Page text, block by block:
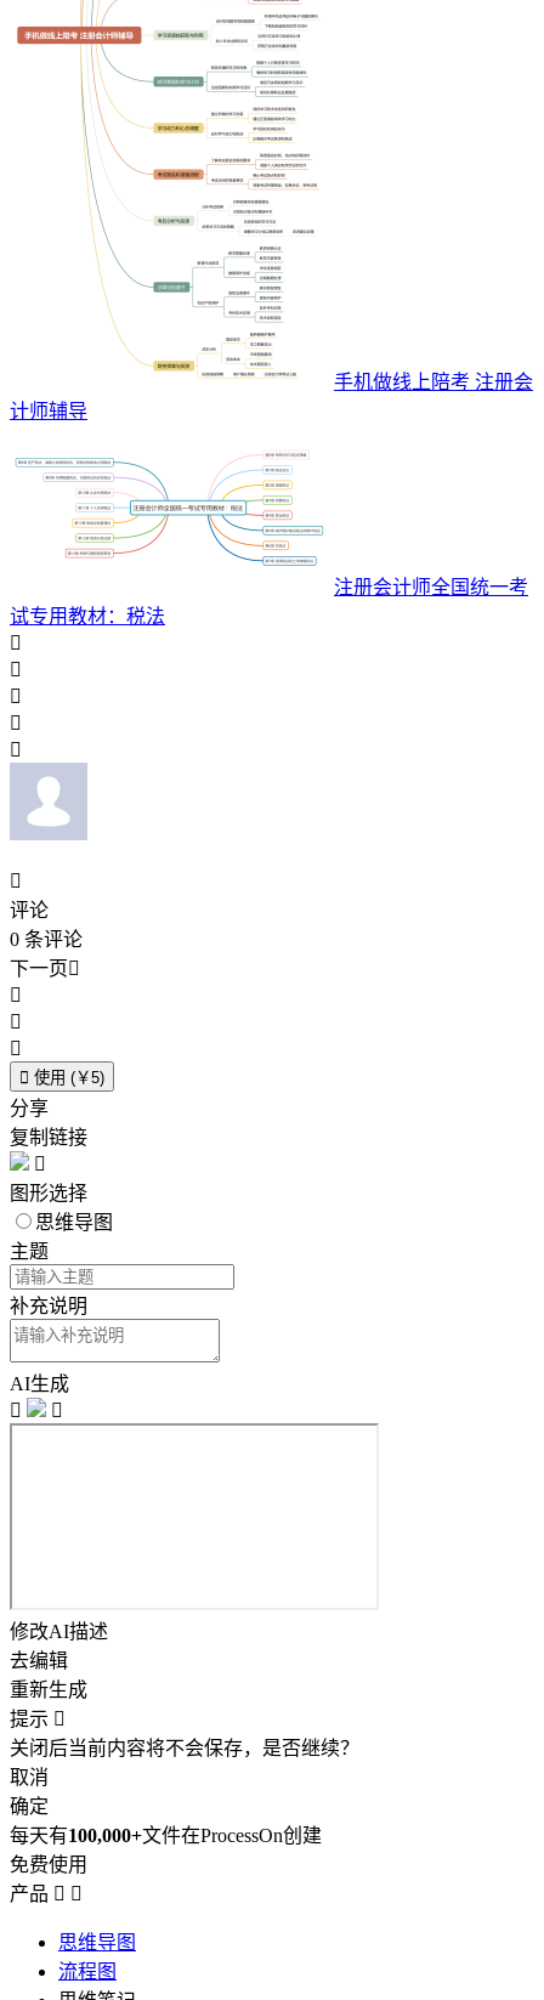
手机做线上陪考 注册会
计师辅导
注册会计师全国统一考
试专用教材：税法






评论
0 条评论
下一页



 使用 (￥5)
分享
复制链接

图形选择
思维导图
主题
补充说明
AI生成


修改AI描述
去编辑
重新生成
提示 
关闭后当前内容将不会保存，是否继续？
取消
确定
每天有100,000+文件在ProcessOn创建
免费使用
产品  
思维导图
流程图